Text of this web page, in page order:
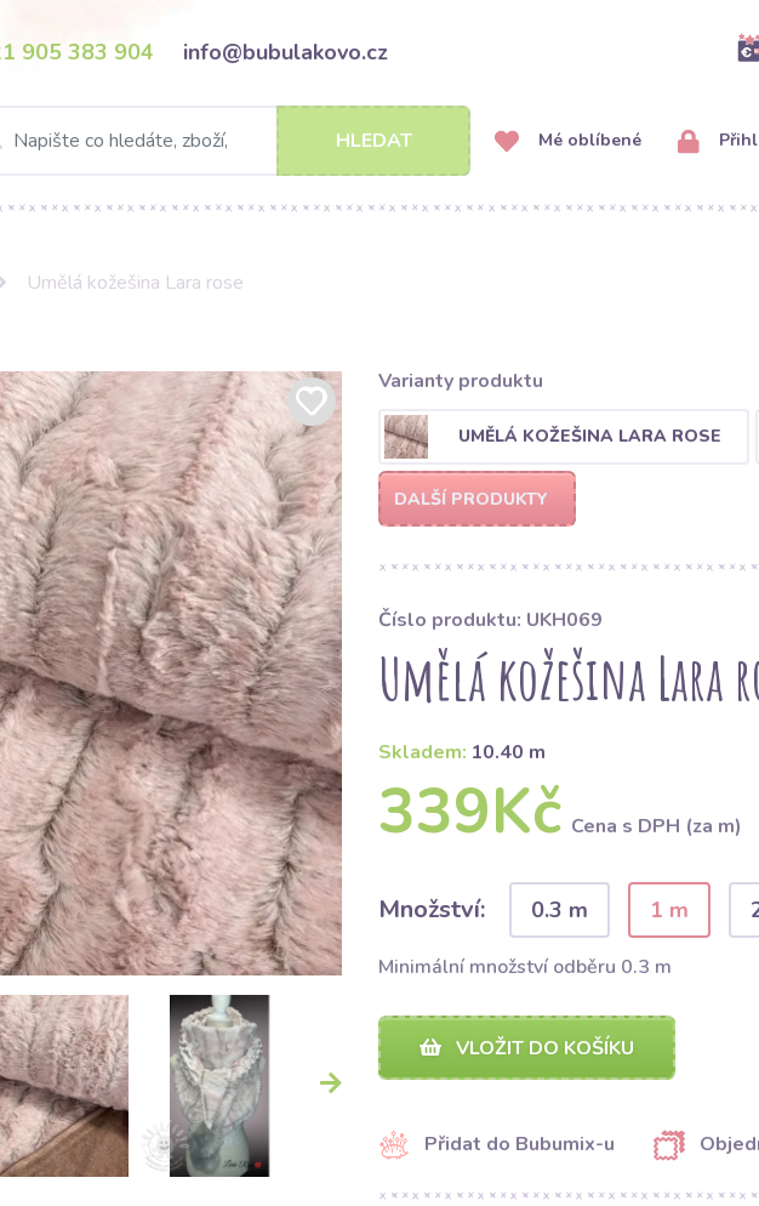
905 383 904 info@bubulakovo.cz
HLEDAT Mé oblíbené
Umělá kožešina Lara rose
Varianty produktu
UMĚLÁ KOŽEŠINA LARA ROSE
DALŠÍ PRODUKTY
Číslo produktu: UKH069
Umělá kožešina Lara
Skladem: 10.40 m
339Kč Cena s DPH (za m)
Množství: 0.3 m 1 m
Minimální množství odběru 0.3 m
VLOŽIT DO KOŠÍKU
Přidat do Bubumix-u